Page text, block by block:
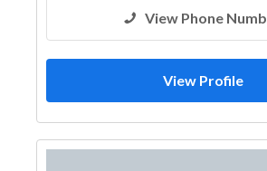
View Phone
View Profile